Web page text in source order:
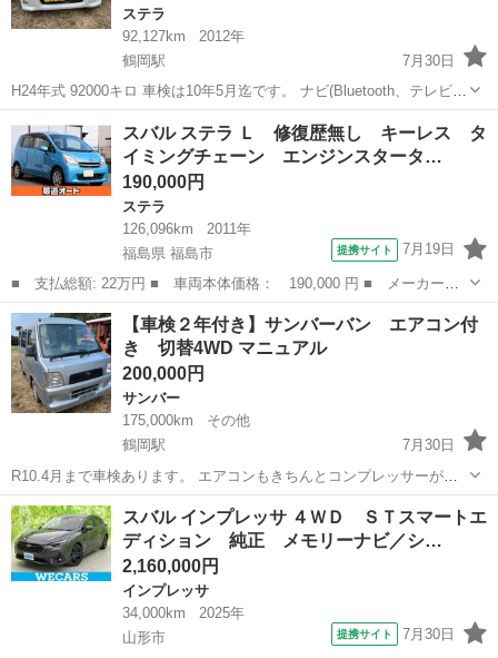
ステラ
92,127km
2012年
鶴岡駅
7月30日
H24年式 92000キロ 車検は10年5月迄です。 ナビ(Bluetooth、テレビ)
動作に関しては未確認です。 プッシュスタート HIDヘッドライト 内装
も割と綺麗でエンジンも調子良いです。 ただ、外装が左側後席...
山形 鶴岡市 エンジン
スバル ステラ Ｌ 修復歴無し キーレス タ
イミングチェーン エンジンスタータ…
190,000円
ステラ
126,096km
2011年
福島県 福島市
提携サイト 7月19日
■ 支払総額: 22万円 ■ 車両本体価格： 190,000 円 ■ メーカー
名： スバル ■ 車種名： ステラ ■ グレード名： Ｌ 修復歴無
し キーレス タイミングチェーン エンジンスターター ベンチシ
ート オートエア...
福島 福島市 ステラ
【車検２年付き】サンバーバン エアコン付
き 切替4WD マニュアル
200,000円
サンバー
175,000km
その他
鶴岡駅
7月30日
R10.4月まで車検あります。 エアコンもきちんとコンプレッサーが回
り冷たい風出てます。 四駆の切り替えも問題無いです。 リアはスモー
クが貼られてます。 パワーウィンドウでは無く手動のタイプです。 外
装も大きな凹み無く割...
山形 鶴岡市 サンバー
スバル インプレッサ ４ＷＤ ＳＴスマートエ
ディション 純正 メモリーナビ／シ…
2,160,000円
インプレッサ
34,000km
2025年
山形市
提携サイト 7月30日